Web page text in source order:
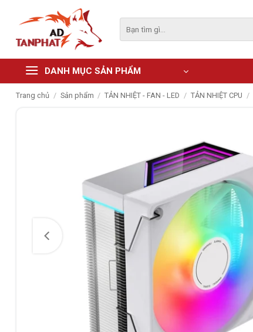
content
kiếm:
DANH MỤC SẢN PHẨM
Trang chủ / Sản phẩm / TẢN NHIỆT - FAN - LED / TẢN NHIỆT CPU /